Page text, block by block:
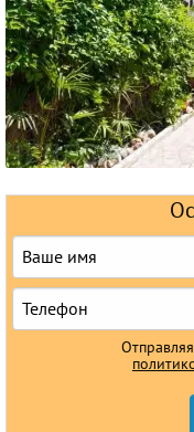
Раннее
Железнодорожные
Круизы